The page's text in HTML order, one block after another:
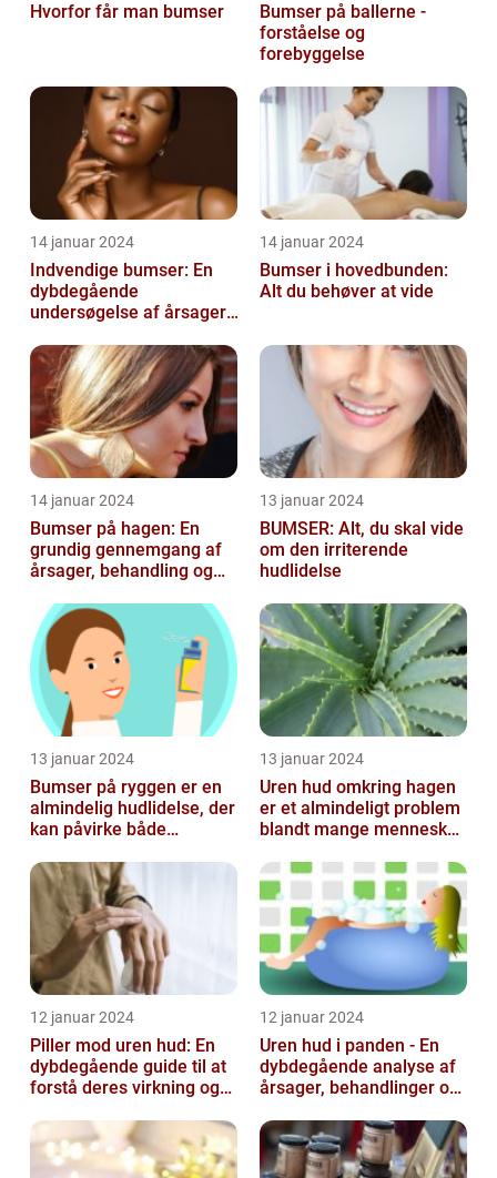
Hvorfor får man bumser
Bumser på ballerne -
forståelse og
forebyggelse
14 januar 2024
Indvendige bumser: En
dybdegående
undersøgelse af årsager,
forebyggelse
14 januar 2024
Bumser i hovedbunden:
Alt du behøver at vide
14 januar 2024
Bumser på hagen: En
grundig gennemgang af
årsager, behandling og
13 januar 2024
BUMSER: Alt, du skal vide
om den irriterende
hudlidelse
13 januar 2024
Bumser på ryggen er en
almindelig hudlidelse, der
kan påvirke både
13 januar 2024
Uren hud omkring hagen
er et almindeligt problem
blandt mange mennesker,
og...
12 januar 2024
Piller mod uren hud: En
dybdegående guide til at
forstå deres virkning og
12 januar 2024
Uren hud i panden - En
dybdegående analyse af
årsager, behandlinger og